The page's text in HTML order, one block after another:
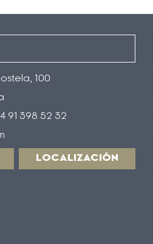
100
91 398 52 32
LOCALIZACIÓN